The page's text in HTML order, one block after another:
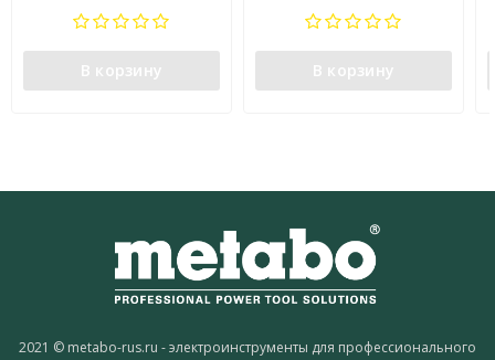
В корзину В корзину
2021 © metabo-rus.ru - электроинструменты для профессионального